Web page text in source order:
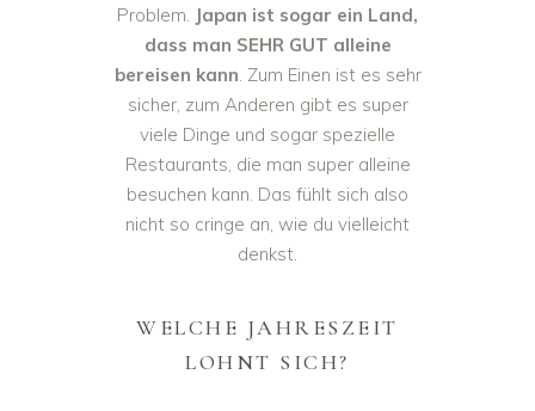
Problem. Japan ist sogar ein Land,
dass man SEHR GUT alleine
bereisen kann . Zum Einen ist es sehr
sicher, zum Anderen gibt es super
viele Dinge und sogar spezielle
Restaurants, die man super alleine
besuchen kann. Das fühlt sich also
nicht so cringe an, wie du vielleicht
denkst.
WELCHE JAHRESZEIT
LOHNT SICH?